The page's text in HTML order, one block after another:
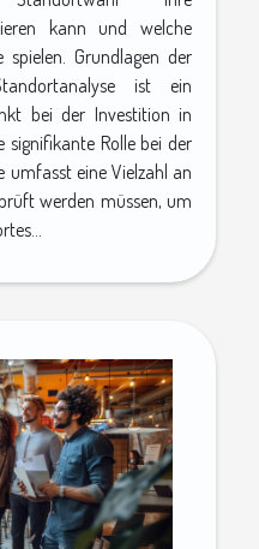
kann und welche
spielen. Grundlagen der
ist ein
bei der Investition in
Rolle bei der
umfasst eine Vielzahl an
werden müssen, um